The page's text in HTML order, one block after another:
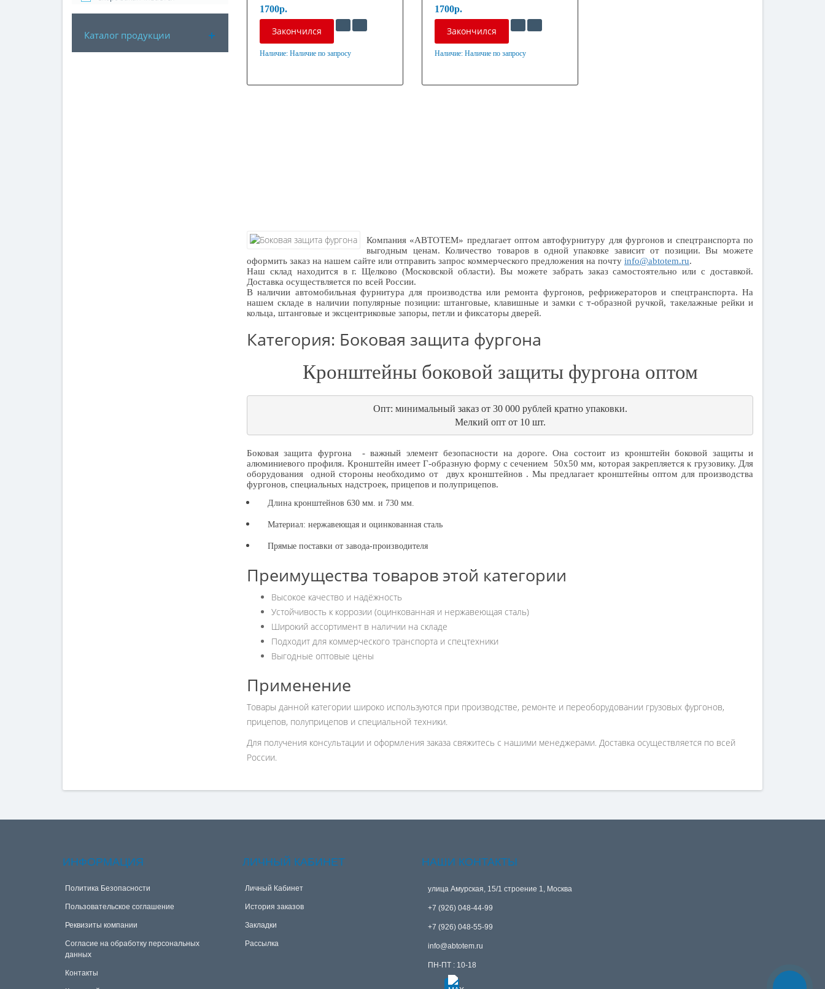
Каталог продукции
1700р.
Закончился
Наличие: Наличие по запросу
1700р.
Закончился
Наличие: Наличие по запросу
Компания «АВТОТЕМ» предлагает оптом автофурнитуру для фургонов и спецтранспорта по
выгодным ценам. Количество товаров в одной упаковке зависит от позиции. Вы можете
оформить заказ на нашем сайте или отправить запрос коммерческого предложения на почту info@abtotem.ru.
Наш склад находится в г. Щелково (Московской области). Вы можете забрать заказ самостоятельно или с доставкой.
Доставка осуществляется по всей России.
В наличии автомобильная фурнитура для производства или ремонта фургонов, рефрижераторов и спецтранспорта. На
нашем складе в наличии популярные позиции: штанговые, клавишные и замки с т-образной ручкой, такелажные рейки и
кольца, штанговые и эксцентриковые запоры, петли и фиксаторы дверей.
Категория: Боковая защита фургона
Кронштейны боковой защиты фургона оптом
Опт: минимальный заказ от 30 000 рублей кратно упаковки.
Мелкий опт от 10 шт.
Боковая защита фургона - важный элемент безопасности на дороге. Она состоит из кронштейн боковой защиты и
алюминиевого профиля. Кронштейн имеет Г-образную форму с сечением
50х50 мм, которая закрепляется к грузовику. Для
оборудования
одной стороны необходимо от
двух кронштейнов . Мы предлагает кронштейны оптом для производства
фургонов, специальных надстроек, прицепов и полуприцепов.
Длина кронштейнов 630 мм. и 730 мм.
Материал: нержавеющая и оцинкованная сталь
Прямые поставки от завода-производителя
Преимущества товаров этой категории
Высокое качество и надёжность
Устойчивость к коррозии (оцинкованная и нержавеющая сталь)
Широкий ассортимент в наличии на складе
Подходит для коммерческого транспорта и спецтехники
Выгодные оптовые цены
Применение
Товары данной категории широко используются при производстве, ремонте и переоборудовании грузовых фургонов,
прицепов, полуприцепов и специальной техники.
Для получения консультации и оформления заказа свяжитесь с нашими менеджерами. Доставка осуществляется по всей
России.
ИНФОРМАЦИЯ
Политика Безопасности
Пользовательское соглашение
Реквизиты компании
Согласие на обработку персональных
данных
Контакты
ЛИЧНЫЙ КАБИНЕТ
Личный Кабинет
История заказов
Закладки
Рассылка
НАШИ КОНТАКТЫ
улица Амурская, 15/1 строение 1, Москва
+7 (926) 048-44-99
+7 (926) 048-55-99
info@abtotem.ru
ПН-ПТ : 10-18